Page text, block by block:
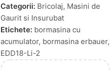
Categorii: Bricolaj, Masini de
Gaurit si Insurubat
Etichete: bormasina cu
acumulator, bormasina erbauer,
EDD18-Li-2